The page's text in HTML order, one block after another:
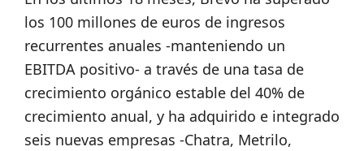
los 100 millones de euros de ingresos
recurrentes anuales -manteniendo un
EBITDA positivo- a través de una tasa de
crecimiento orgánico estable del 40% de
crecimiento anual, y ha adquirido e integrado
seis nuevas empresas -Chatra, Metrilo,